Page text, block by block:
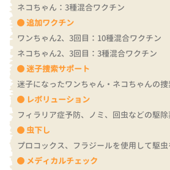
ネコちゃん：3種混合ワクチン
追加ワクチン
ワンちゃん2、3回目：10種混合ワクチン
ネコちゃん2、3回目：3種混合ワクチン
迷子捜索サポート
迷子になったワンちゃん・ネコちゃんの捜
レボリューション
フィラリア症予防、ノミ、回虫などの駆除
虫下し
プロコックス、フラジールを使用して駆虫
メディカルチェック